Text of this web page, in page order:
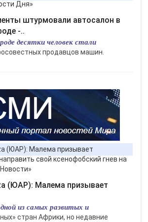
-..
десятки человек стали
продавцов машин.
из самых развитых и
стран Африки, но недавние